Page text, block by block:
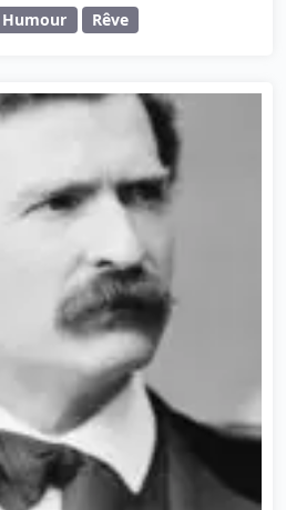
Humour Rêve